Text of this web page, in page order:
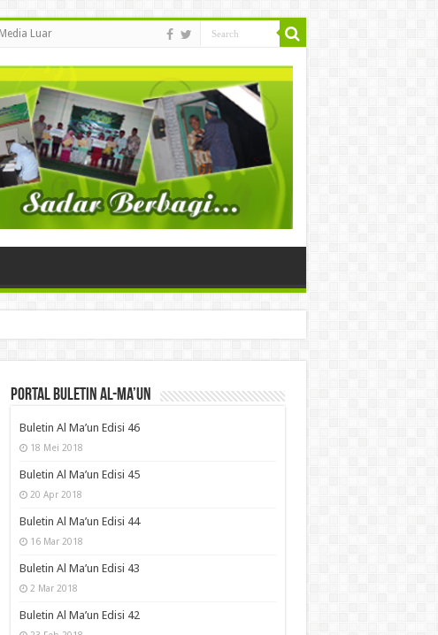
Luar
Portal Buletin Al-Ma’un
Buletin Al Ma’un Edisi 46
18 Mei 2018
Buletin Al Ma’un Edisi 45
20 Apr 2018
Buletin Al Ma’un Edisi 44
16 Mar 2018
Buletin Al Ma’un Edisi 43
2 Mar 2018
Buletin Al Ma’un Edisi 42